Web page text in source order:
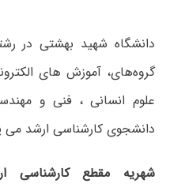
دانشگاه شهید بهشتی در
گروه‌های، آموزش های
دانشجوی کارشناسی ارشد می